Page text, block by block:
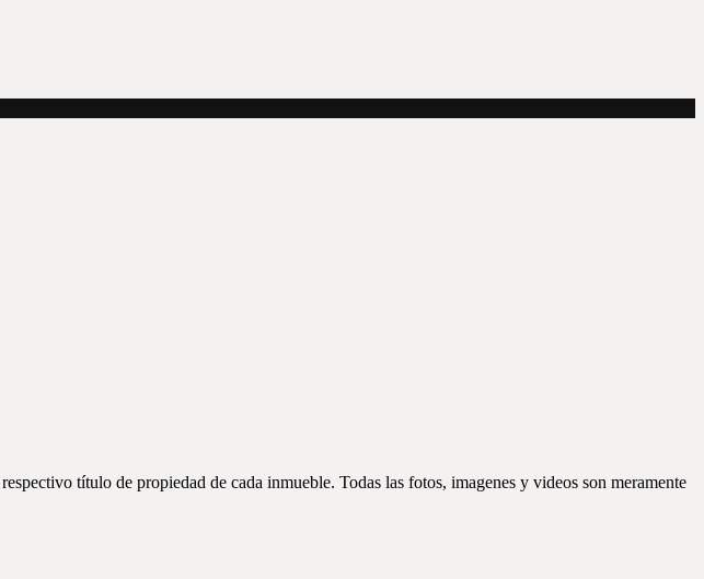
título de propiedad de cada inmueble. Todas las fotos, imagenes y videos son meramente